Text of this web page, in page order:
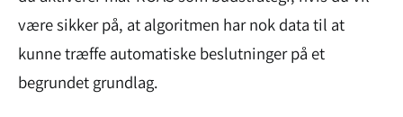
være sikker på, at algoritmen har nok data til at
kunne træffe automatiske beslutninger på et
begrundet grundlag.